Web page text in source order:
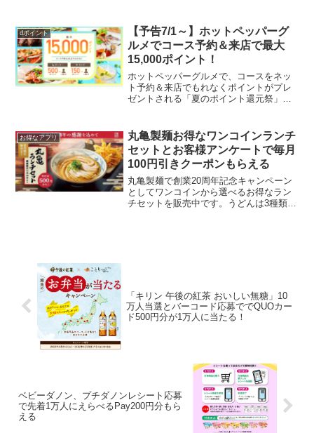
でリツイートすると、抽選で20万名様
に...
dポイント
【予告7/1～】ホットペッパーグ
ルメでコース予約＆来店で最大
15,000ポイント！
ホットペッパーグルメで、コースをネッ
ト予約＆来店でもれなくポイントがプレ
ゼントされる「夏のポイント還元祭」が7
×人数分ディナーの場合、1回で4人予約し
た場合、2...
お得なアプリ
丸亀製麺お得なワンコインランチ
セットとお客様アンケートで毎月
100円引きクーポンもらえる
丸亀製麺で創業20周年記念キャンペーン
としてワンコインから選べるお得なラン
チセットを販売中です。うどんは3種類。
「キリン 午後の紅茶 おいしい無糖」10
万人当選とバーコード応募ででQUOカー
ド500円分が1万人に当たる！
ベビーダノン、プチダノンレシート応募
で先着1万人にえらべるPay200円分もら
える